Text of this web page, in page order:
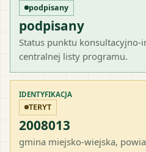
podpisany
podpisany
Status punktu konsultacyjno-
centralnej listy programu.
IDENTYFIKACJA
TERYT
2008013
gmina miejsko-wiejska,